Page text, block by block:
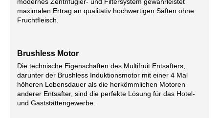
maximalen Ertrag an qualitativ hochwertigen Säften ohne
Fruchtfleisch.
Brushless Motor
Die technische Eigenschaften des Multifruit Entsafters,
darunter der Brushless Induktionsmotor mit einer 4 Mal
höheren Lebensdauer als die herkömmlichen Motoren
anderer Entsafter, sind die perfekte Lösung für das Hotel-
und Gaststättengewerbe.